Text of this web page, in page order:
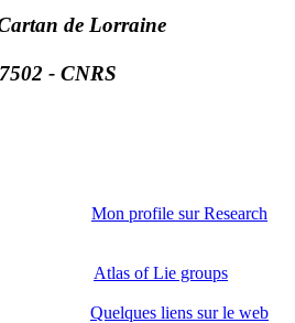
de Lorraine
- CNRS
Mon profile sur Research
Atlas of Lie groups
...). Quelques liens sur le web